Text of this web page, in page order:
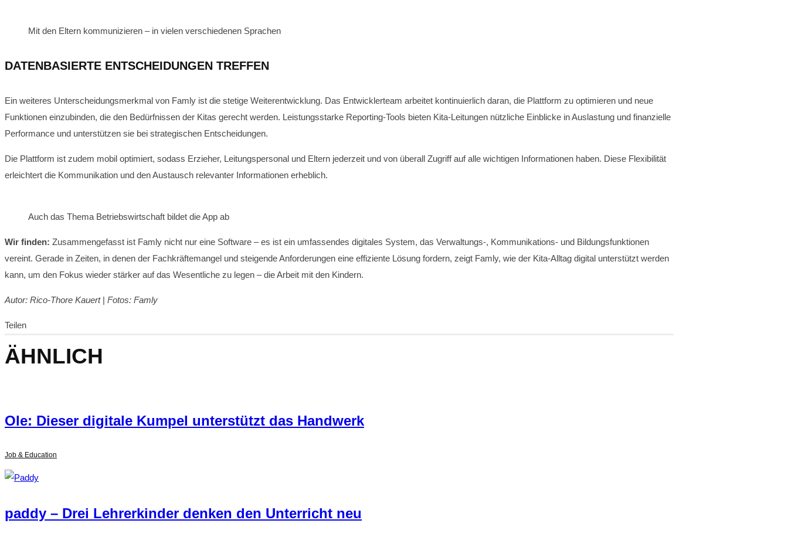
Mit den Eltern kommunizieren – in vielen verschiedenen Sprachen
DATENBASIERTE ENTSCHEIDUNGEN TREFFEN
Ein weiteres Unterscheidungsmerkmal von Famly ist die stetige Weiterentwicklung. Das Entwicklerteam arbeitet kontinuierlich daran, die Plattform zu optimieren und neue
Funktionen einzubinden, die den Bedürfnissen der Kitas gerecht werden. Leistungsstarke Reporting-Tools bieten Kita-Leitungen nützliche Einblicke in Auslastung und finanzielle
Performance und unterstützen sie bei strategischen Entscheidungen.
Die Plattform ist zudem mobil optimiert, sodass Erzieher, Leitungspersonal und Eltern jederzeit und von überall Zugriff auf alle wichtigen Informationen haben. Diese Flexibilität
erleichtert die Kommunikation und den Austausch relevanter Informationen erheblich.
Auch das Thema Betriebswirtschaft bildet die App ab
Wir finden: Zusammengefasst ist Famly nicht nur eine Software – es ist ein umfassendes digitales System, das Verwaltungs-, Kommunikations- und Bildungsfunktionen
vereint. Gerade in Zeiten, in denen der Fachkräftemangel und steigende Anforderungen eine effiziente Lösung fordern, zeigt Famly, wie der Kita-Alltag digital unterstützt werden
kann, um den Fokus wieder stärker auf das Wesentliche zu legen – die Arbeit mit den Kindern.
Autor: Rico-Thore Kauert | Fotos: Famly
Teilen
ÄHNLICH
Ole: Dieser digitale Kumpel unterstützt das Handwerk
Job & Education
paddy – Drei Lehrerkinder denken den Unterricht neu